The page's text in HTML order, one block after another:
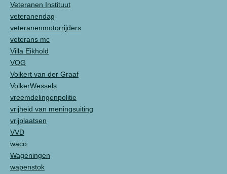
Veteranen Instituut
veteranendag
veteranenmotorrijders
veterans mc
Villa Eikhold
VOG
Volkert van der Graaf
VolkerWessels
vreemdelingenpolitie
vrijheid van meningsuiting
vrijplaatsen
VVD
waco
Wageningen
wapenstok